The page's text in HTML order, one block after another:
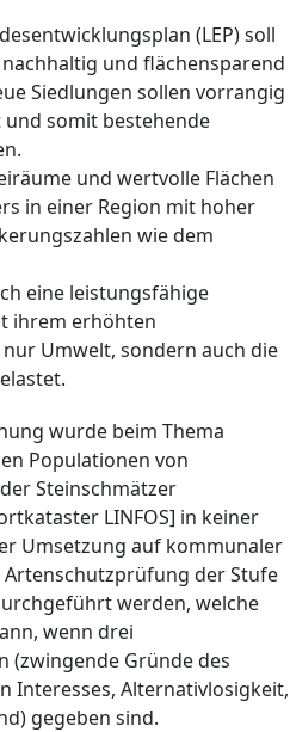
(LEP) soll
und flächensparend
Siedlungen sollen vorrangig
somit bestehende
und wertvolle Flächen
in einer Region mit hoher
wie dem
eine leistungsfähige
ihrem erhöhten
Umwelt, sondern auch die
wurde beim Thema
Populationen von
Steinschmätzer
LINFOS] in keiner
Umsetzung auf kommunaler
der Stufe
werden, welche
wenn drei
(zwingende Gründe des
Interesses, Alternativlosigkeit,
gegeben sind.